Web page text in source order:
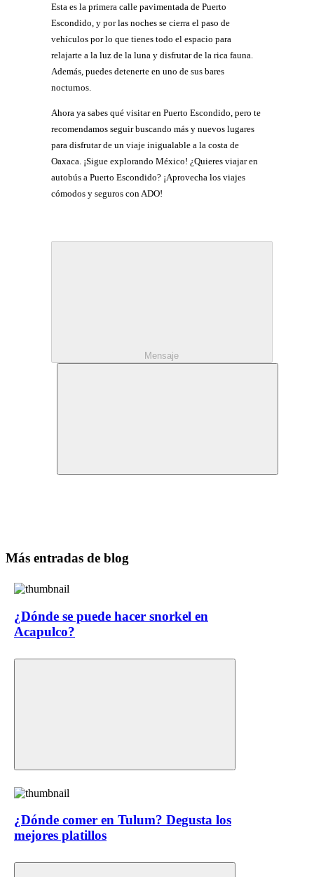
Esta es la primera calle pavimentada de Puerto
Escondido, y por las noches se cierra el paso de
vehículos por lo que tienes todo el espacio para
relajarte a la luz de la luna y disfrutar de la rica fauna.
Además, puedes detenerte en uno de sus bares
nocturnos.
Ahora ya sabes qué visitar en Puerto Escondido, pero te
recomendamos seguir buscando más y nuevos lugares
para disfrutar de un viaje inigualable a la costa de
Oaxaca. ¡Sigue explorando México! ¿Quieres viajar en
autobús a Puerto Escondido? ¡Aprovecha los viajes
cómodos y seguros con ADO!
Mensaje
Más entradas de blog
¿Dónde se puede hacer snorkel en
Acapulco?
¿Dónde comer en Tulum? Degusta los
mejores platillos